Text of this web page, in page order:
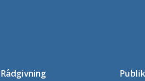
Rådgivning